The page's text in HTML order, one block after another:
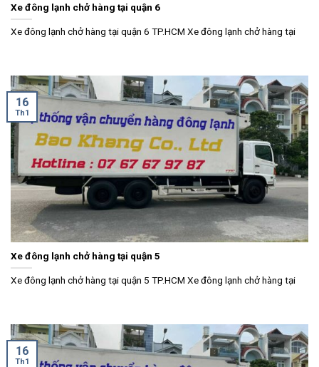
Xe đông lạnh chở hàng tại quận 6
Xe đông lạnh chở hàng tại quận 6 TP.HCM Xe đông lạnh chở hàng tại
Xe đông lạnh chở hàng tại quận 5
Xe đông lạnh chở hàng tại quận 5 TP.HCM Xe đông lạnh chở hàng tại
16
Th1
16
Th1